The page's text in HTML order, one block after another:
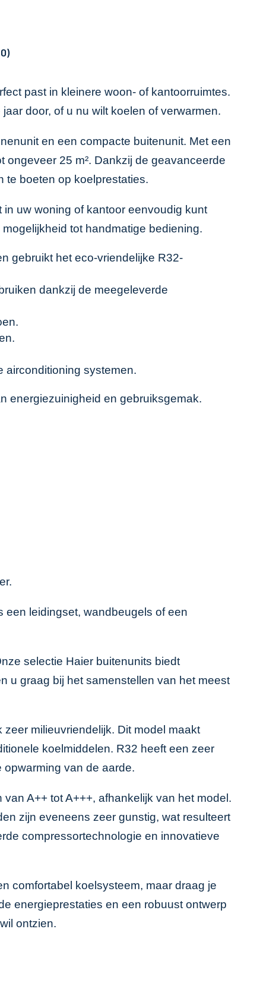
past in kleinere woon- of kantoorruimtes.
door, of u nu wilt koelen of verwarmen.
en een compacte buitenunit. Met een
ongeveer 25 m². Dankzij de geavanceerde
te boeten op koelprestaties.
uw woning of kantoor eenvoudig kunt
tot handmatige bediening.
gebruikt het eco-vriendelijke R32-
dankzij de meegeleverde
airconditioning systemen.
energiezuinigheid en gebruiksgemak.
.
een leidingset, wandbeugels of een
selectie Haier buitenunits biedt
u graag bij het samenstellen van het meest
milieuvriendelijk. Dit model maakt
koelmiddelen. R32 heeft een zeer
opwarming van de aarde.
A++ tot A+++, afhankelijk van het model.
zijn eveneens zeer gunstig, wat resulteert
compressortechnologie en innovatieve
comfortabel koelsysteem, maar draag je
energieprestaties en een robuust ontwerp
ontzien.